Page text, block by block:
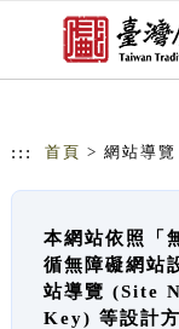
跳到主要內容
網站導覽
::: 首頁 > 網站導覽
本網站依照「
循無障礙網站
站導覽 (Site
Key) 等設計